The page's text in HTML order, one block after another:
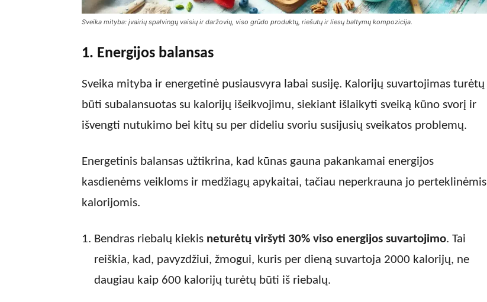
Sveika mityba: įvairių spalvingų vaisių ir daržovių, viso grūdo produktų, riešutų ir liesų baltymų kompozicija.
1. Energijos balansas
Sveika mityba ir energetinė pusiausvyra labai susiję. Kalorijų suvartojimas turėtų
būti subalansuotas su kalorijų išeikvojimu, siekiant išlaikyti sveiką kūno svorį ir
išvengti nutukimo bei kitų su per dideliu svoriu susijusių sveikatos problemų.
Energetinis balansas užtikrina, kad kūnas gauna pakankamai energijos
kasdienėms veikloms ir medžiagų apykaitai, tačiau neperkrauna jo perteklinėmis
kalorijomis.
Bendras riebalų kiekis neturėtų viršyti 30% viso energijos suvartojimo. Tai
reiškia, kad, pavyzdžiui, žmogui, kuris per dieną suvartoja 2000 kalorijų, ne
daugiau kaip 600 kalorijų turėtų būti iš riebalų.